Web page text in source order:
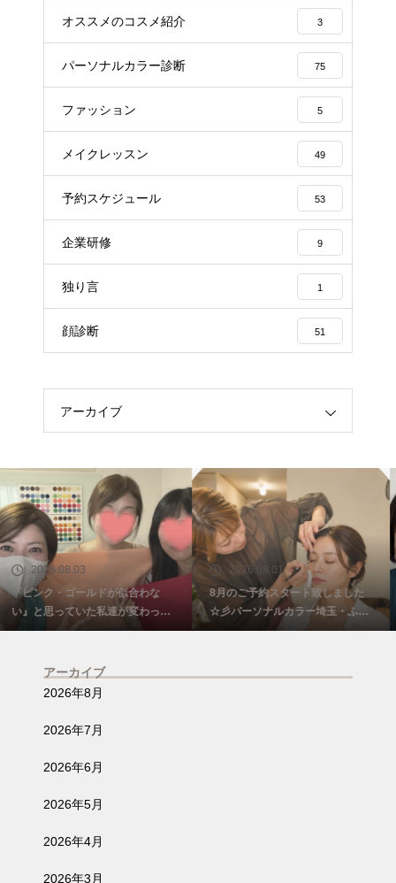
オススメのコスメ紹介 3
パーソナルカラー診断 75
ファッション 5
メイクレッスン 49
予約スケジュール 53
企業研修 9
独り言 1
顔診断 51
アーカイブ
2026.08.01
8月のご予約スタート致しました
☆彡パーソナルカラー埼玉・ふじ
み野
2026.07.15
60代メイクレッスン「65歳を過ぎ
て自信をなくしていた私がまた少
し前を向けました☺️埼玉・ふじみ
アーカイブ
2026年8月
2026年7月
2026年6月
2026年5月
2026年4月
2026年3月